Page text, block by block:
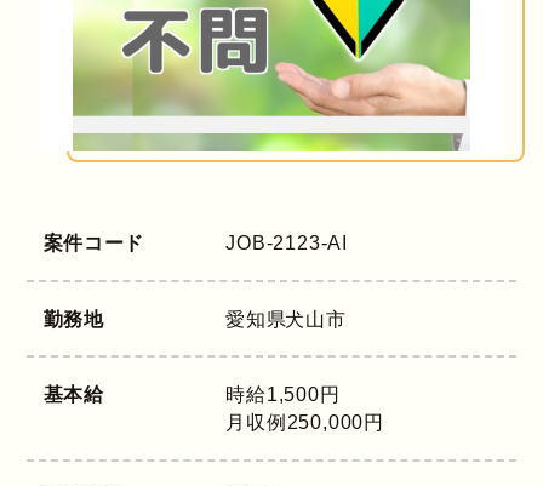
案件コード JOB-2123-AI
勤務地 愛知県犬山市
基本給
時給1,500円
月収例250,000円